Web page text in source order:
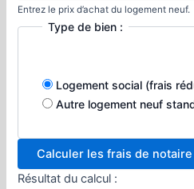
Entrez le prix d’achat du logement neuf.
Type de bien :
Logement social (frais
Autre logement neuf
Calculer les frais de notaire
Résultat du calcul :